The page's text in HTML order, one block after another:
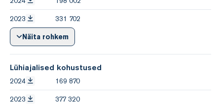
2023 331 702
Näita rohkem
Lühiajalised kohustused
2024 169 870
2023 377 320